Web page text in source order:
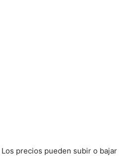
Los precios pueden subir o bajar